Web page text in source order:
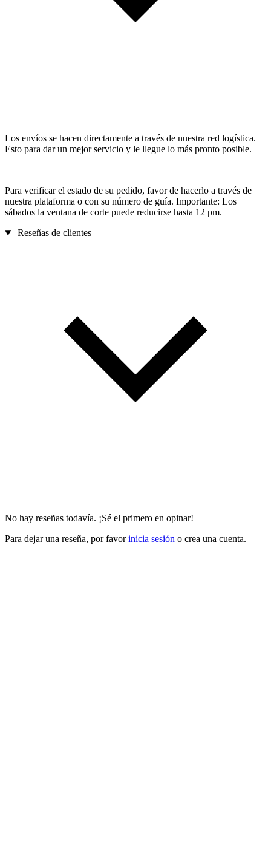
Los envíos se hacen directamente a través de nuestra red logística.
Esto para dar un mejor servicio y le llegue lo más pronto posible.
Para verificar el estado de su pedido, favor de hacerlo a través de
nuestra plataforma o con su número de guía. Importante: Los
sábados la ventana de corte puede reducirse hasta 12 pm.
Reseñas de clientes
No hay reseñas todavía. ¡Sé el primero en opinar!
Para dejar una reseña, por favorinicia sesión o crea una cuenta.